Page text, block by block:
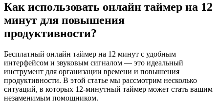
Как использовать онлайн таймер на 12
минут для повышения
продуктивности?
Бесплатный онлайн таймер на 12 минут с удобным
интерфейсом и звуковым сигналом — это идеальный
инструмент для организации времени и повышения
продуктивности. В этой статье мы рассмотрим несколько
ситуаций, в которых 12-минутный таймер может стать вашим
незаменимым помощником.